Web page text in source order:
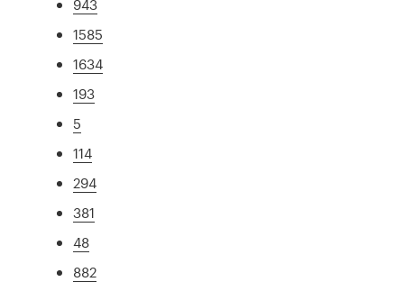
943
1585
1634
193
5
114
294
381
48
882